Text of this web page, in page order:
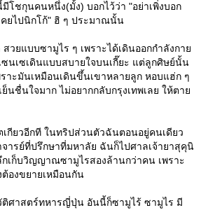
โชกุนคนหนึ่ง(มั้ง) บอกไว้ว่า "อย่าเพิ่งบอก
คยไปนิกโก้" ฮิ ๆ ประมาณนั้น
สวยแบบซามูไร ๆ เพราะได้เดินออกกำลังกาย
นเซเดินแบบสบายใจบนเกี๊ยะ แต่ลูกศิษย์นั้น
าะมันเหมือนเดินขึ้นเขาหลายลูก หอบแฮ่ก ๆ
นชื่นใจมาก ไม่อยากกลับกรุงเทพเลย ให้ตาย
กียวอีกที ในทริปส่วนตัวฉันตอนอยู่คนเดียว
ารย์ที่ปรึกษาที่มหาลัย ฉันก็ไปศาลเจ้ายาสุคุนิ
กเก็บวิญญาณซามูไรสองล้านกว่าคน เพราะ
องขยายเหมือนกัน
ติศาสตร์ทหารญี่ปุ่น อันนี้ก็ซามูไร้ ซามูไร มี